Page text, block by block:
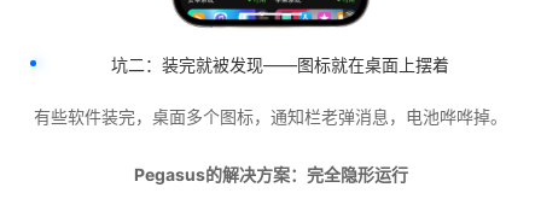
坑二：装完就被发现——图标就在桌面上摆着
有些软件装完，桌面多个图标，通知栏老弹消息，电池哗哗掉。
Pegasus的解决方案：完全隐形运行